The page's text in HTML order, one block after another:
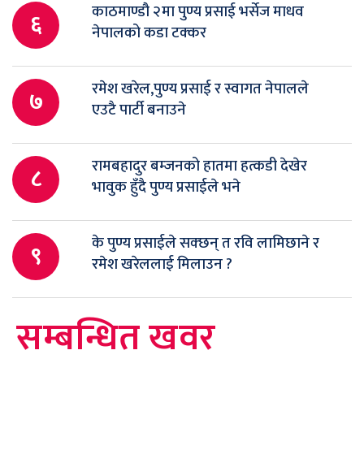
६
काठमाण्डौ २मा पुण्य प्रसाई भर्सेज माधव
नेपालको कडा टक्कर
७
रमेश खरेल,पुण्य प्रसाई र स्वागत नेपालले
एउटै पार्टी बनाउने
८
रामबहादुर बम्जनको हातमा हत्कडी देखेर
भावुक हुँदै पुण्य प्रसाईले भने
९
के पुण्य प्रसाईले सक्छन् त रवि लामिछाने र
रमेश खरेललाई मिलाउन ?
सम्बन्धित खवर